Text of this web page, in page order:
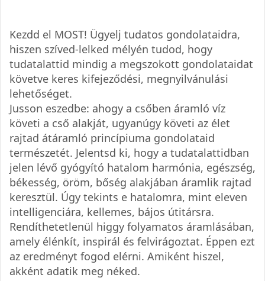
Kezdd el MOST! Ügyelj tudatos gondolataidra,
hiszen szíved-lelked mélyén tudod, hogy
tudatalattid mindig a megszokott gondolataidat
követve keres kifejeződési, megnyilvánulási
lehetőséget.
Jusson eszedbe: ahogy a csőben áramló víz
követi a cső alakját, ugyanúgy követi az élet
rajtad átáramló princípiuma gondolataid
természetét. Jelentsd ki, hogy a tudatalattidban
jelen lévő gyógyító hatalom harmónia, egészség,
békesség, öröm, bőség alakjában áramlik rajtad
keresztül. Úgy tekints e hatalomra, mint eleven
intelligenciára, kellemes, bájos útitársra.
Rendíthetetlenül higgy folyamatos áramlásában,
amely élénkít, inspirál és felvirágoztat. Éppen ezt
az eredményt fogod elérni. Amiként hiszel,
akként adatik meg néked.